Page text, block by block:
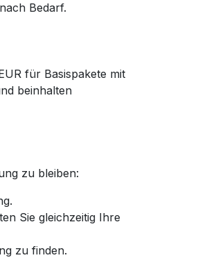
Bedarf.
für Basispakete mit
beinhalten
zu bleiben:
Sie gleichzeitig Ihre
zu finden.